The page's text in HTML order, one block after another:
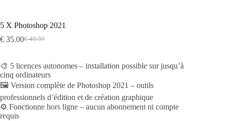
5 X Photoshop 2021
€49.99
Original
€ 49.99.
€ 35.00Current
€ 35.00.
🎨 5 licences autonomes – installation possible sur jusqu’à
cinq ordinateurs
🖼️ Version complète de Photoshop 2021 – outils
professionnels d’édition et de création graphique
⚙️ Fonctionne hors ligne – aucun abonnement ni compte
requis